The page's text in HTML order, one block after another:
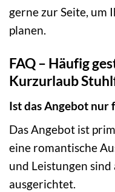
gerne zur Seite, um
planen.
FAQ – Häufig
Kurzurlaub
Ist das Angebot nur
Das Angebot ist
eine romantische
und Leistungen
ausgerichtet.